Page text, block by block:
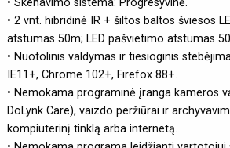
• Skenavimo sistema: Progresyvinė.
• 2 vnt. hibridinė IR + šiltos baltos šviesos
atstumas 50m; LED pašvietimo atstumas
• Nuotolinis valdymas ir tiesioginis
IE11+, Chrome 102+, Firefox 88+.
• Nemokama programinė įranga kameros
DoLynk Care), vaizdo peržiūrai ir
kompiuterinį tinklą arba internetą.